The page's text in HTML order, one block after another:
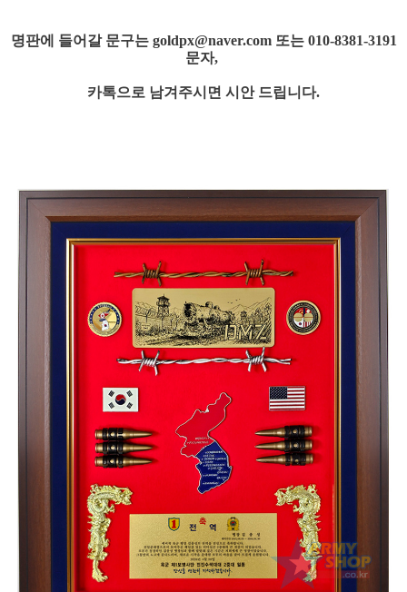
명판에 들어갈 문구는 goldpx@naver.com 또는 010-8381-3191
문자,
카톡으로 남겨주시면 시안 드립니다.